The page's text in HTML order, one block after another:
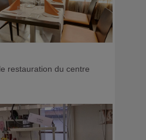
restauration du centre